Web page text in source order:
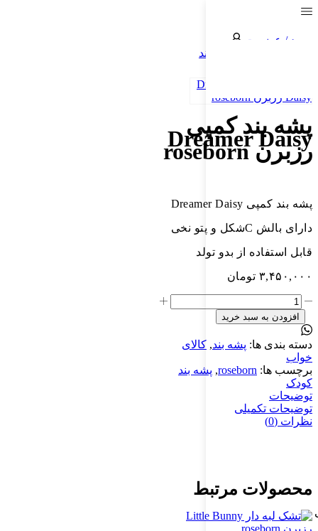
ورود / عضویت
پشه بند
پشه بند کمپی
Dreamer Daisy
رزبرن roseborn
پشه بند کمپی Dreamer Daisy
دارای بالش Cشکل و پتو نخی
قابل استفاده از بدو تولد
۳,۴۵۰,۰۰۰ تومان
افزودن به سبد خرید
دسته بندی ها: پشه بند, کالای
خواب
برچسب ها: roseborn
, پشه بند
کودک
توضیحات
توضیحات تکمیلی
نظرات (0)
محصولات مرتبط